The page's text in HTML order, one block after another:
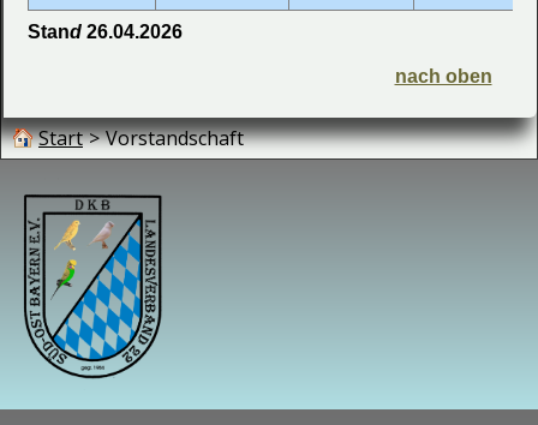
Stand 26.04.2026
nach oben
Start > Vorstandschaft